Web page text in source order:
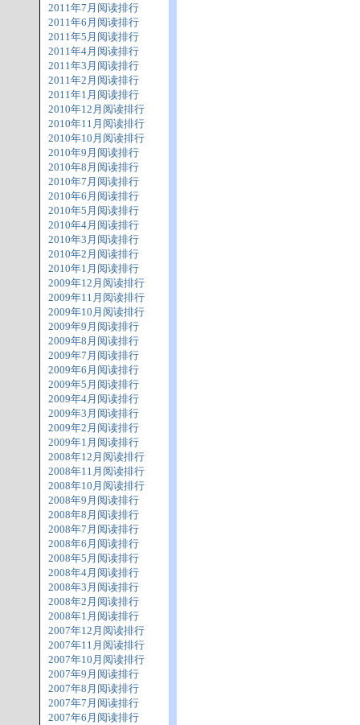
2011年7月阅读排行
2011年6月阅读排行
2011年5月阅读排行
2011年4月阅读排行
2011年3月阅读排行
2011年2月阅读排行
2011年1月阅读排行
2010年12月阅读排行
2010年11月阅读排行
2010年10月阅读排行
2010年9月阅读排行
2010年8月阅读排行
2010年7月阅读排行
2010年6月阅读排行
2010年5月阅读排行
2010年4月阅读排行
2010年3月阅读排行
2010年2月阅读排行
2010年1月阅读排行
2009年12月阅读排行
2009年11月阅读排行
2009年10月阅读排行
2009年9月阅读排行
2009年8月阅读排行
2009年7月阅读排行
2009年6月阅读排行
2009年5月阅读排行
2009年4月阅读排行
2009年3月阅读排行
2009年2月阅读排行
2009年1月阅读排行
2008年12月阅读排行
2008年11月阅读排行
2008年10月阅读排行
2008年9月阅读排行
2008年8月阅读排行
2008年7月阅读排行
2008年6月阅读排行
2008年5月阅读排行
2008年4月阅读排行
2008年3月阅读排行
2008年2月阅读排行
2008年1月阅读排行
2007年12月阅读排行
2007年11月阅读排行
2007年10月阅读排行
2007年9月阅读排行
2007年8月阅读排行
2007年7月阅读排行
2007年6月阅读排行